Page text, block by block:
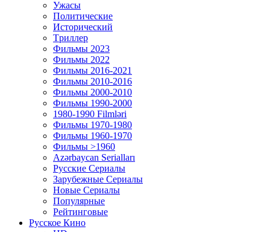
Ужасы
Политические
Исторический
Tриллер
Фильмы 2023
Фильмы 2022
Фильмы 2016-2021
Фильмы 2010-2016
Фильмы 2000-2010
Фильмы 1990-2000
1980-1990 Filmləri
Фильмы 1970-1980
Фильмы 1960-1970
Фильмы >1960
Azərbaycan Serialları
Русские Сериалы
Зарубежные Сериалы
Новые Сериалы
Популярные
Рейтинговые
Русское Кино